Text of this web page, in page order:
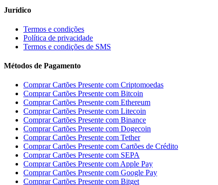
Jurídico
Termos e condições
Política de privacidade
Termos e condições de SMS
Métodos de Pagamento
Comprar Cartões Presente com Criptomoedas
Comprar Cartões Presente com Bitcoin
Comprar Cartões Presente com Ethereum
Comprar Cartões Presente com Litecoin
Comprar Cartões Presente com Binance
Comprar Cartões Presente com Dogecoin
Comprar Cartões Presente com Tether
Comprar Cartões Presente com Cartões de Crédito
Comprar Cartões Presente com SEPA
Comprar Cartões Presente com Apple Pay
Comprar Cartões Presente com Google Pay
Comprar Cartões Presente com Bitget